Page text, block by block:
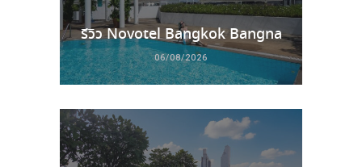
รีวิว Novotel Bangkok Bangna
06/08/2026